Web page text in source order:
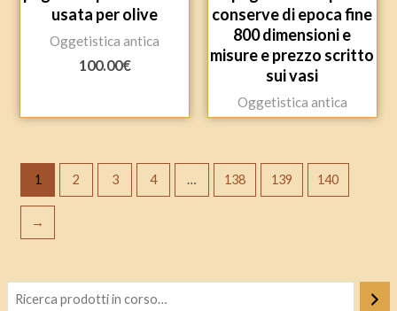
usata per olive
Oggetistica antica
100.00€
conserve di epoca fine
800 dimensioni e
misure e prezzo scritto
sui vasi
Oggetistica antica
1 2 3 4 … 138 139 140
→